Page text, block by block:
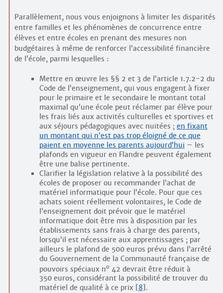
Parallèlement, nous vous enjoignons à limiter les disparités
entre familles et les phénomènes de concurrence entre
élèves et entre écoles en prenant des mesures non
budgétaires à même de renforcer l’accessibilité financière
de l’école, parmi lesquelles :
Mettre en œuvre les §§ 2 et 3 de l’article 1.7.2-2 du
Code de l’enseignement, qui vous engagent à fixer
pour le primaire et le secondaire le montant total
maximal qu’une école peut réclamer par élève pour
les frais liés aux activités culturelles et sportives et
aux séjours pédagogiques avec nuitées ; en fixant
un montant qui n’est pas trop éloigné de ce que
paient en moyenne les parents aujourd’hui – les
plafonds en vigueur en Flandre peuvent également
être une balise pertinente.
Clarifier la législation relative à la possibilité des
écoles de proposer ou recommander l’achat de
matériel informatique pour l’école. Pour que ces
achats soient réellement volontaires, le Code de
l’enseignement doit prévoir que le matériel
informatique doit être mis à disposition par les
établissements sans frais à charge des parents,
lorsqu’il est nécessaire aux apprentissages ; par
ailleurs le plafond de 500 euros prévu dans l’arrêté
du Gouvernement de la Communauté française de
pouvoirs spéciaux no 42 devrait être réduit à
350 euros, considérant la possibilité de trouver du
matériel de qualité à ce prix[ 8 .